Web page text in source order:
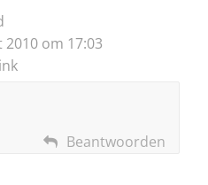
2010 om 17:03
Beantwoorden